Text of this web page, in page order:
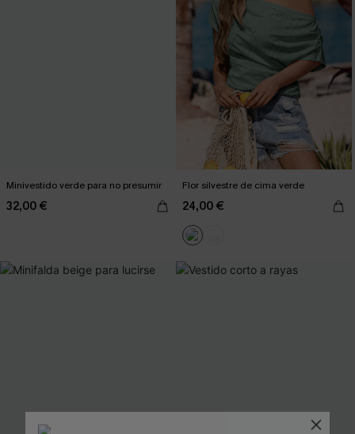
Minivestido verde para no presumir
32,00 €
Flor silvestre de cima verde
24,00 €